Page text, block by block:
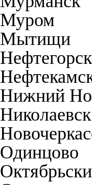
Муром
Мытищи
Нефтегорск
Нижний
Николаевск
Одинцово